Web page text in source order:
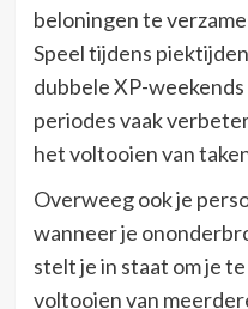
beloningen te
Speel tijdens
dubbele XP-
periodes vaak
het voltooien van
Overweeg ook je
wanneer je
stelt je in staat om je
voltooien van